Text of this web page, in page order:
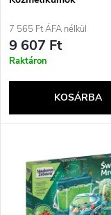
k
r
n
k
e
k
l
7 565 Ft ÁFA nélkül
9 607 Ft
Raktáron
KOSÁRBA